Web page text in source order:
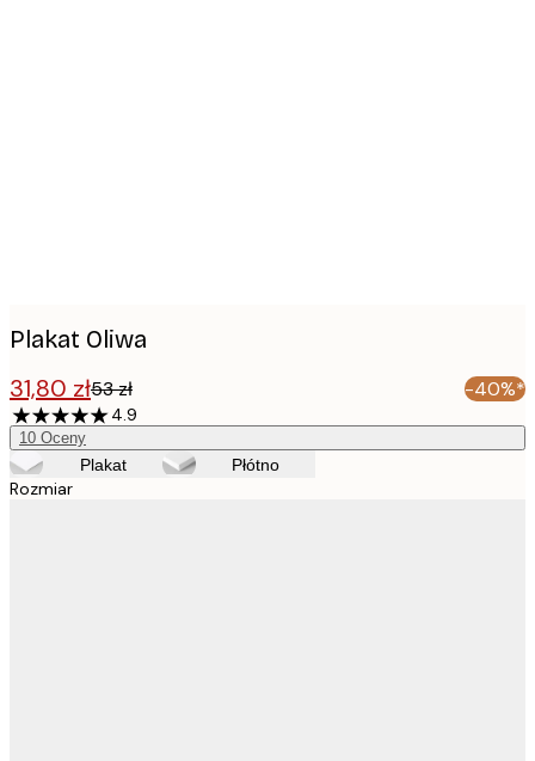
Plakat Oliwa
31,80 zł53 zł -40%*
4.9
10 Oceny
Plakat Płótno
Rozmiar